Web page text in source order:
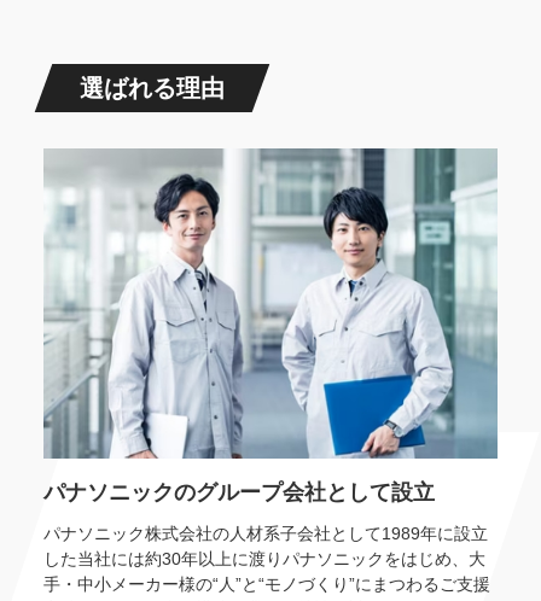
選ばれる理由
パナソニックのグループ会社として設立
パナソニック株式会社の人材系子会社として1989年に設立
した当社には約30年以上に渡りパナソニックをはじめ、大
手・中小メーカー様の“人”と“モノづくり”にまつわるご支援